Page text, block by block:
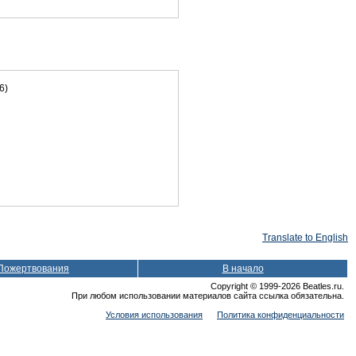
Translate to English
В начало
Copyright © 1999-2026 Beatles.ru.
При любом использовании материалов сайта ссылка обязательна.
Условия использования
Политика конфиденциальности